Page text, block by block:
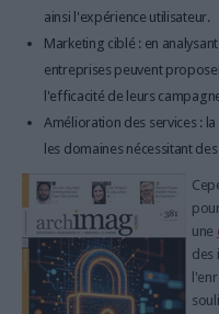
ainsi l'expérience utilisateur.
Marketing ciblé : en
entreprises peuvent
l'efficacité de leurs
Amélioration des services :
les domaines nécessitant
une
des